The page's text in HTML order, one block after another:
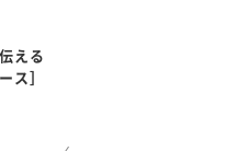
える
ス］